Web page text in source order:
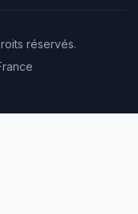
réservés.